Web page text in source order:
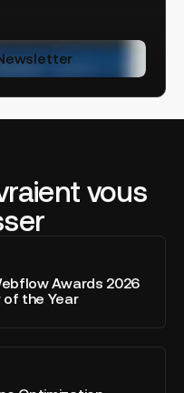
vous
Awards 2026
of the Year